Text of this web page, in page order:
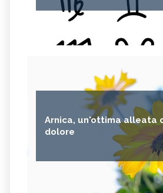
Arnica, un'ottima alleata
dolore